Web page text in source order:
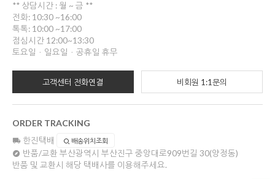
** 상담시간 : 월 ~ 금 **
전화: 10:30 ~16:00
톡톡: 10:00 ~17:00
점심시간 12:00~13:30
토요일ㆍ일요일ㆍ공휴일 휴무
고객센터 전화연결 비회원 1:1문의
ORDER TRACKING
한진택배 배송위치조회
반품/교환 부산광역시 부산진구 중앙대로909번길 30(양정동)
반품 및 교환시 해당 택배사를 이용해주세요.